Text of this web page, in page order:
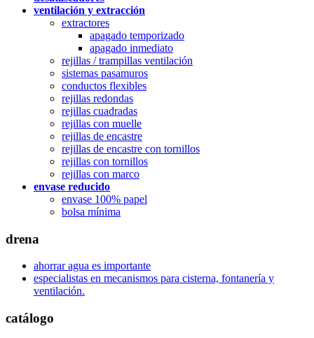
ventilación y extracción
extractores
apagado temporizado
apagado inmediato
rejillas / trampillas ventilación
sistemas pasamuros
conductos flexibles
rejillas redondas
rejillas cuadradas
rejillas con muelle
rejillas de encastre
rejillas de encastre con tornillos
rejillas con tornillos
rejillas con marco
envase reducido
envase 100% papel
bolsa mínima
drena
ahorrar agua es importante
especialistas en mecanismos para cisterna, fontanería y
ventilación.
catálogo